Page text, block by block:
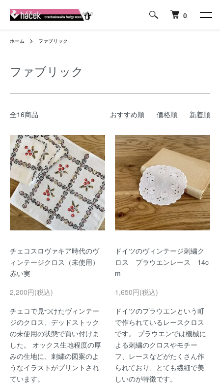
0
ホーム ファブリック
ファブリック
全16商品 おすすめ順 価格順 新着順
チェコスロヴァキア時代のヴ
ィンテージクロス（未使用）
赤い実
2,200円(税込)
チェコで見つけたヴィンテー
ジのクロス、デッドストック
の未使用の状態で買い付けま
した。 オックス生地程度の厚
みの生地に、刺繍の図案のよ
うなイラストがプリントされ
ています。
ドイツのヴィンテージ刺繍ク
ロス プラウエンレース 14c
m
1,650円(税込)
ドイツのプラウエンという町
で作られているレースクロス
です。 プラウエンでは機械に
よる刺繍のクロスやモチー
フ、レースなどがたくさん作
られており、とても繊細で美
しいのが特徴です。